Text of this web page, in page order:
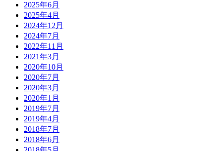
2025年6月
2025年4月
2024年12月
2024年7月
2022年11月
2021年3月
2020年10月
2020年7月
2020年3月
2020年1月
2019年7月
2019年4月
2018年7月
2018年6月